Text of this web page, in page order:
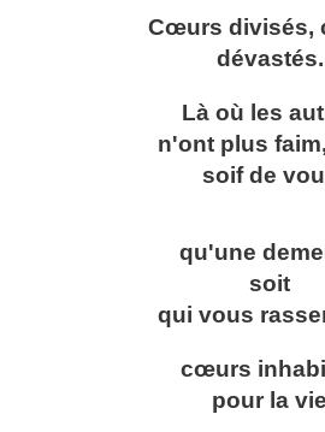
Cœurs divisés,
dévastés.
Là où les
n'ont plus
soif de
qu'une
soit
qui vous
cœurs
pour la vie